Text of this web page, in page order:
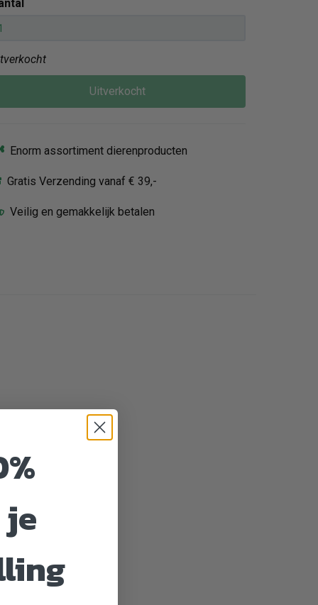
Uitverkocht
Enorm assortiment dierenproducten
Gratis Verzending vanaf € 39,-
Veilig en gemakkelijk betalen